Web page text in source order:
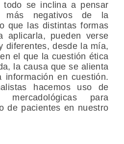
todo se inclina a pensar
más negativos de la
que las distintas formas
aplicarla, pueden verse
diferentes, desde la mía,
el que la cuestión ética
la causa que se alienta
en cuestión.
hacemos uso de
mercadológicas para
de pacientes en nuestro